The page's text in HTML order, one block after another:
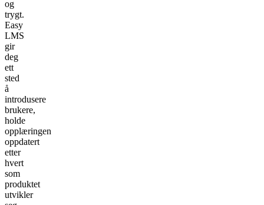
og
trygt.
Easy
LMS
gir
deg
ett
sted
å
introdusere
brukere,
holde
opplæringen
oppdatert
etter
hvert
som
produktet
utvikler